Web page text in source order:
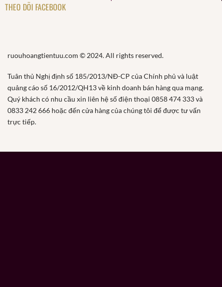
THEO DÕI FACEBOOK
ruouhoangtientuu.com © 2024. All rights reserved.
Tuân thủ Nghị định số 185/2013/NĐ-CP của Chính phủ và luật
quảng cáo số 16/2012/QH13 về kinh doanh bán hàng qua mạng.
Quý khách có nhu cầu xin liên hệ số điện thoại 0858 474 333 và
0833 242 666 hoặc đến cửa hàng của chúng tôi để được tư vấn
trực tiếp.